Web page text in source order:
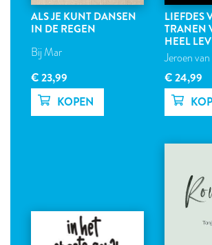
ALS JE KUNT DANSEN
IN DE REGEN
Bij Mar
€ 23,99
LIEFDES
TRANEN
HEEL
Jeroen
€ 24,99